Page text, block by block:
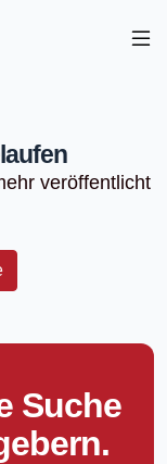
veröffentlicht
Suche